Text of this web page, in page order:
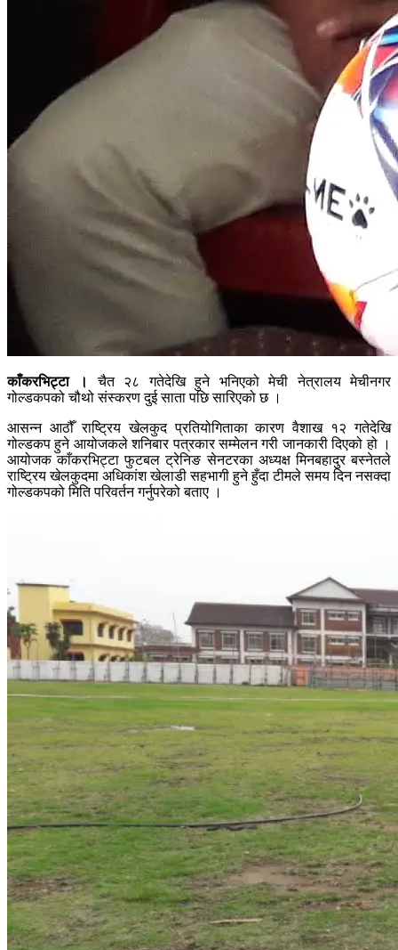
काँकरभिट्टा ।
चैत २८ गतेदेखि हुने भनिएको मेची नेत्रालय मेचीनगर
गोल्डकपको चौथो संस्करण दुई साता पछि सारिएको छ ।
आसन्न आठौँ राष्ट्रिय खेलकुद प्रतियोगिताका कारण वैशाख १२ गतेदेखि
गोल्डकप हुने आयोजकले शनिबार पत्रकार सम्मेलन गरी जानकारी दिएको हो ।
आयोजक काँकरभिट्टा फुटबल ट्रेनिङ सेनटरका अध्यक्ष मिनबहादुर बस्नेतले
राष्ट्रिय खेलकुदमा अधिकांश खेलाडी सहभागी हुने हुँदा टीमले समय दिन नसक्दा
गोल्डकपको मिति परिवर्तन गर्नुपरेको बताए ।